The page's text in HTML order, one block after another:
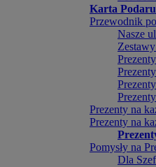
Karta
Przewodnik
Nasze
Prezenty na
Prezenty na
Pomysły na
Dla